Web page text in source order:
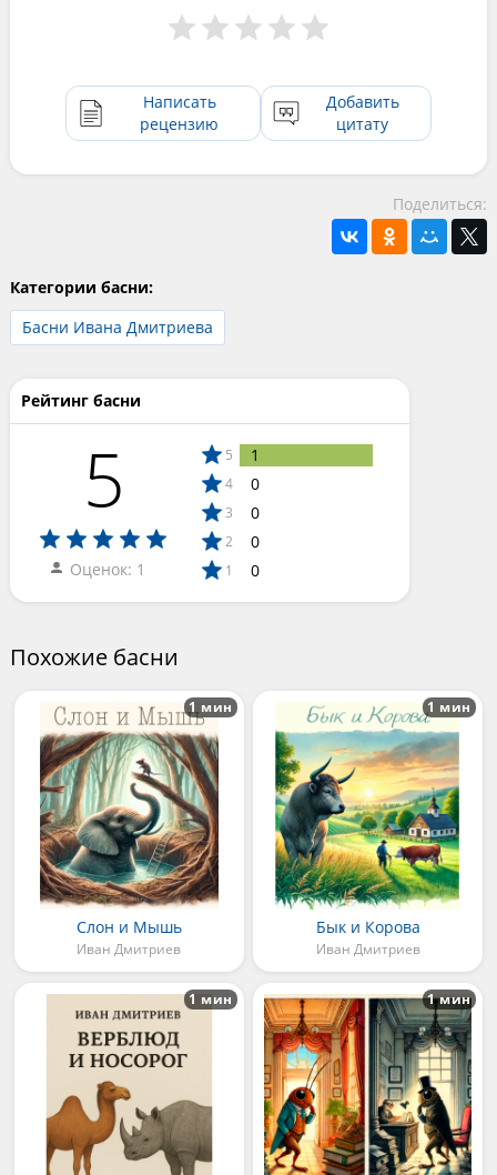
Написать
рецензию
Добавить
цитату
Поделиться:
Категории басни:
Басни Ивана Дмитриева
Рейтинг басни
5
Оценок: 1
5 1
4 0
3 0
2 0
1 0
Похожие басни
Слон и Мышь
Иван Дмитриев
1 мин
Бык и Корова
Иван Дмитриев
1 мин
1 мин 1 мин